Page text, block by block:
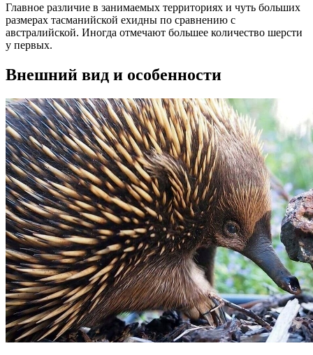
Главное различие в занимаемых территориях и чуть больших
размерах тасманийской ехидны по сравнению с
австралийской. Иногда отмечают большее количество шерсти
у первых.
Внешний вид и особенности